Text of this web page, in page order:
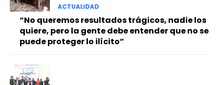
ACTUALIDAD
“No queremos resultados trágicos, nadie los
quiere, pero la gente debe entender que no se
puede proteger lo ilícito”